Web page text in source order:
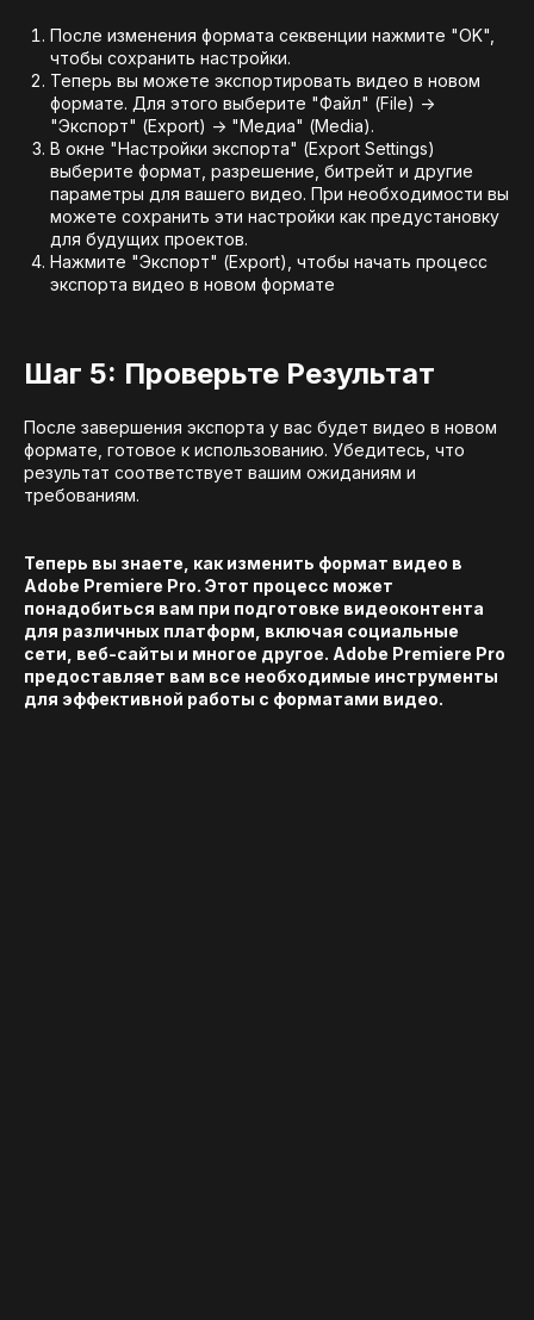
После изменения формата секвенции нажмите "OK",
чтобы сохранить настройки.
Теперь вы можете экспортировать видео в новом
формате. Для этого выберите "Файл" (File) ->
"Экспорт" (Export) -> "Медиа" (Media).
В окне "Настройки экспорта" (Export Settings)
выберите формат, разрешение, битрейт и другие
параметры для вашего видео. При необходимости вы
можете сохранить эти настройки как предустановку
для будущих проектов.
Нажмите "Экспорт" (Export), чтобы начать процесс
экспорта видео в новом формате
Шаг 5: Проверьте Результат
После завершения экспорта у вас будет видео в новом
формате, готовое к использованию. Убедитесь, что
результат соответствует вашим ожиданиям и
требованиям.
Теперь вы знаете, как изменить формат видео в
Adobe Premiere Pro. Этот процесс может
понадобиться вам при подготовке видеоконтента
для различных платформ, включая социальные
сети, веб-сайты и многое другое. Adobe Premiere Pro
предоставляет вам все необходимые инструменты
для эффективной работы с форматами видео.